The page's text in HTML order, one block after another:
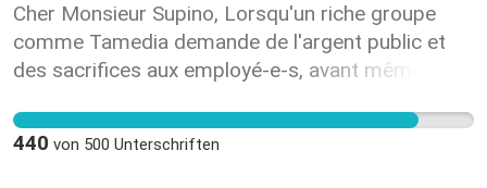
Cher Monsieur Supino, Lorsqu'un riche groupe
comme Tamedia demande de l'argent public et
des sacrifices aux employé-e-s, avant même que
ne peut pas rester sans réaction. Loin de nous
l'idée de créer un climat conflictuel, mais nous
440 von 500 Unterschriften